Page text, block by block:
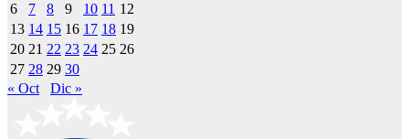
6
7 8 9 10 11 12
13 14 15 16 17 18 19
20 21 22 23 24 25 26
27 28 29 30
« Oct
Dic »